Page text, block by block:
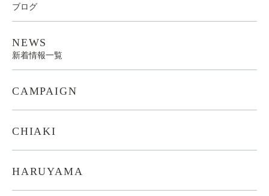
ブログ
NEWS
新着情報一覧
CAMPAIGN
CHIAKI
HARUYAMA